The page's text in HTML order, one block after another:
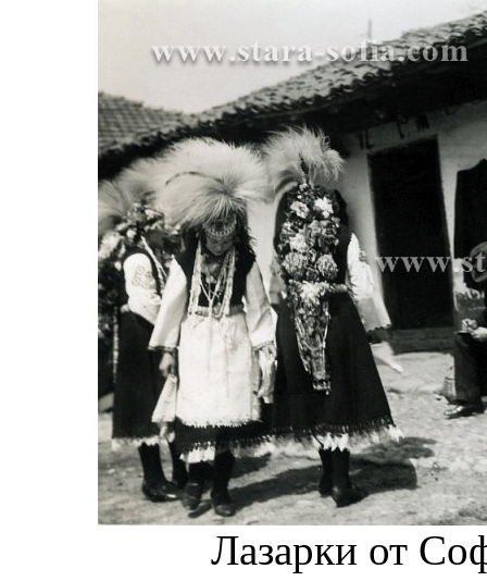
Лазарки от